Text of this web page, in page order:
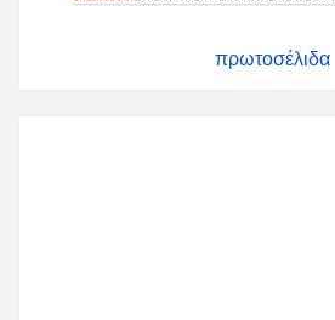
πρωτοσέλιδα